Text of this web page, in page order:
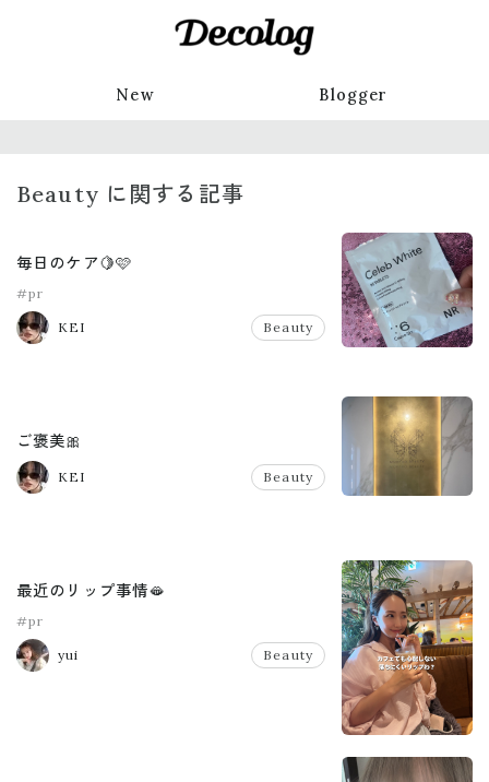
New Blogger
Beauty に関する記事
毎日のケア🍋🩷
#pr
KEI Beauty
ご褒美🎀
KEI Beauty
最近のリップ事情🫦
#pr
yui Beauty